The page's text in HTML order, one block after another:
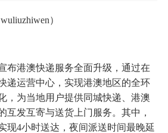
）
布港澳快递服务全面升级，通过在
递运营中心，实现港澳地区的全环
，为当地用户提供同城快递、港澳
互发互寄与送货上门服务。其中，
现4小时送达，夜间派送时间最晚延